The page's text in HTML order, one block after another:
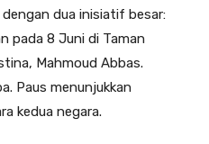
dua inisiatif besar:
pada 8 Juni di Taman
Mahmoud Abbas.
Paus menunjukkan
kedua negara.